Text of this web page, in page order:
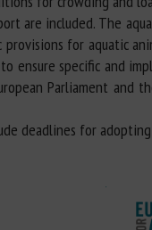
are included. The
for aquatic
ensure specific and
Parliament
deadlines for